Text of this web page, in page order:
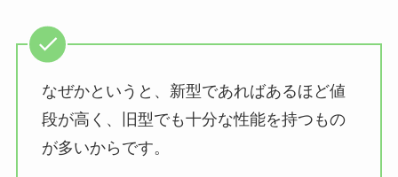
なぜかというと、新型であればあるほど値
段が高く、旧型でも十分な性能を持つもの
が多いからです。